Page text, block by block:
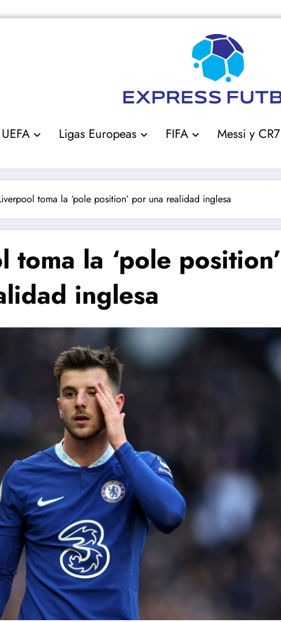
UEFA Ligas Europeas FIFA Messi y CR7
toma la ‘pole position’ por una realidad inglesa
toma la ‘pole position’
inglesa